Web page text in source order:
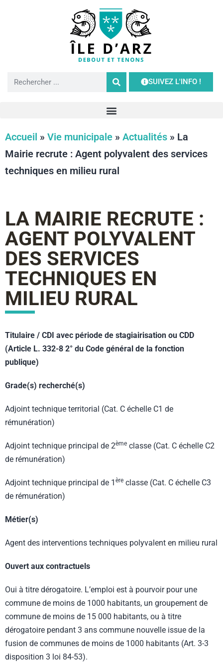
SUIVEZ L'INFO !
Accueil » Vie municipale » Actualités » La
Mairie recrute : Agent polyvalent des services
techniques en milieu rural
LA MAIRIE RECRUTE :
AGENT POLYVALENT
DES SERVICES
TECHNIQUES EN
MILIEU RURAL
Titulaire / CDI avec période de stagiairisation ou CDD
(Article L. 332-8 2° du Code général de la fonction
publique)
Grade(s) recherché(s)
Adjoint technique territorial (Cat. C échelle C1 de
rémunération)
Adjoint technique principal de 2ème classe (Cat. C échelle C2
de rémunération)
Adjoint technique principal de 1 ère classe (Cat. C échelle C3
de rémunération)
Métier(s)
Agent des interventions techniques polyvalent en milieu rural
Ouvert aux contractuels
Oui à titre dérogatoire. L’emploi est à pourvoir pour une
commune de moins de 1000 habitants, un groupement de
commune de moins de 15 000 habitants, ou à titre
dérogatoire pendant 3 ans commune nouvelle issue de la
fusion de communes de moins de 1000 habitants (Art. 3-3
disposition 3 loi 84-53).